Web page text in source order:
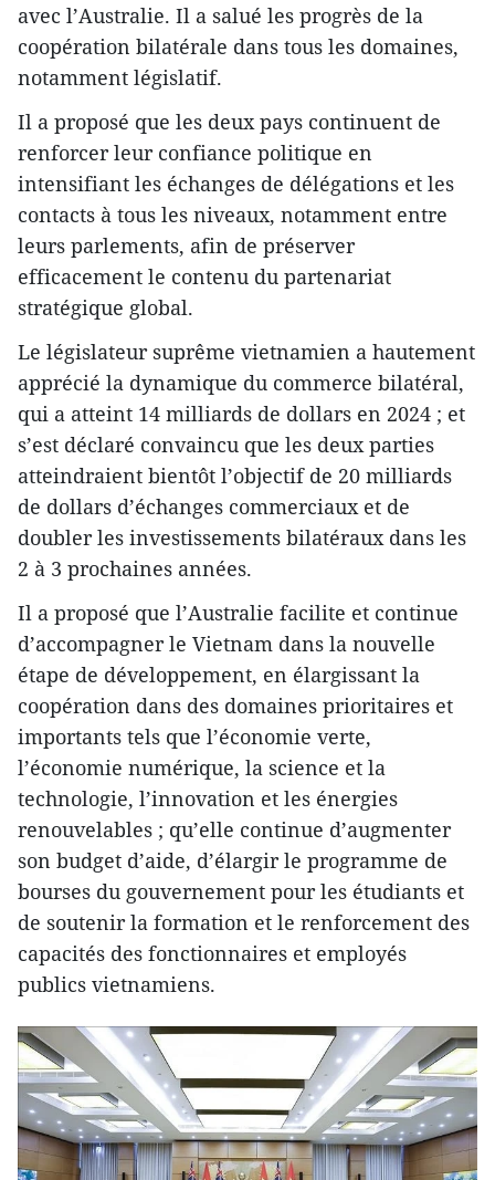
avec l’Australie. Il a salué les progrès de la
coopération bilatérale dans tous les domaines,
notamment législatif.
Il a proposé que les deux pays continuent de
renforcer leur confiance politique en
intensifiant les échanges de délégations et les
contacts à tous les niveaux, notamment entre
leurs parlements, afin de préserver
efficacement le contenu du partenariat
stratégique global.
Le législateur suprême vietnamien a hautement
apprécié la dynamique du commerce bilatéral,
qui a atteint 14 milliards de dollars en 2024 ; et
s’est déclaré convaincu que les deux parties
atteindraient bientôt l’objectif de 20 milliards
de dollars d’échanges commerciaux et de
doubler les investissements bilatéraux dans les
2 à 3 prochaines années.
Il a proposé que l’Australie facilite et continue
d’accompagner le Vietnam dans la nouvelle
étape de développement, en élargissant la
coopération dans des domaines prioritaires et
importants tels que l’économie verte,
l’économie numérique, la science et la
technologie, l’innovation et les énergies
renouvelables ; qu’elle continue d’augmenter
son budget d’aide, d’élargir le programme de
bourses du gouvernement pour les étudiants et
de soutenir la formation et le renforcement des
capacités des fonctionnaires et employés
publics vietnamiens.